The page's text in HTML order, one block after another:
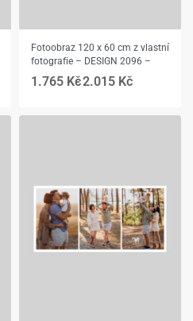
Fotoobraz 120 x 60 cm z vlastní
fotografie – DESIGN 2096 –
1.765 Kč2.015 Kč